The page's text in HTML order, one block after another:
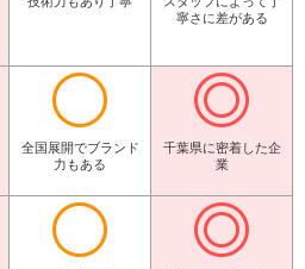
寧さに差がある
全国展開でブランド
力もある
千葉県に密着した企
業